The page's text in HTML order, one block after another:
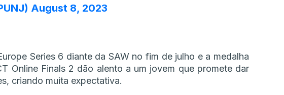
August 8, 2023
Series 6 diante da SAW no fim de julho e a medalha
Online Finals 2 dão alento a um jovem que promete dar
criando muita expectativa.